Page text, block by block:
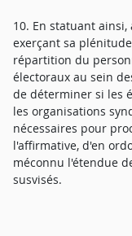
10. En statuant
exerçant sa
répartition du
électoraux au sein
de déterminer si les
les organisations
nécessaires pour
l'affirmative, d'en
méconnu l'étendue
susvisés.